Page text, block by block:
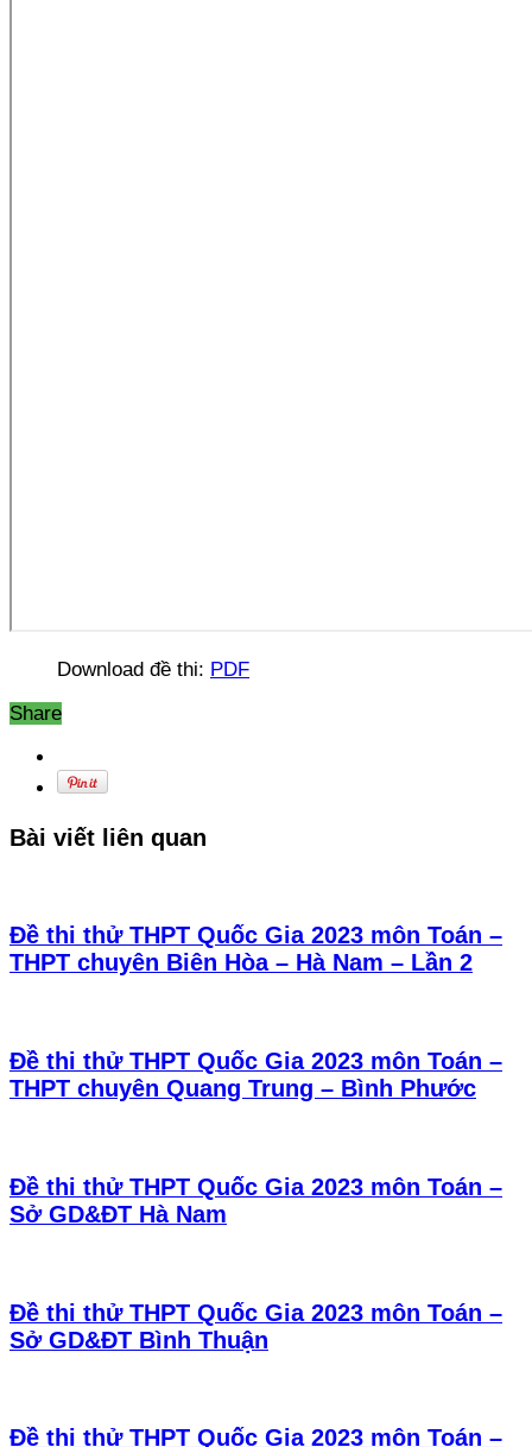
Download đề thi: PDF
Share
Bài viết liên quan
Đề thi thử THPT Quốc Gia 2023 môn Toán –
THPT chuyên Biên Hòa – Hà Nam – Lần 2
Đề thi thử THPT Quốc Gia 2023 môn Toán –
THPT chuyên Quang Trung – Bình Phước
Đề thi thử THPT Quốc Gia 2023 môn Toán –
Sở GD&ĐT Hà Nam
Đề thi thử THPT Quốc Gia 2023 môn Toán –
Sở GD&ĐT Bình Thuận
Đề thi thử THPT Quốc Gia 2023 môn Toán –